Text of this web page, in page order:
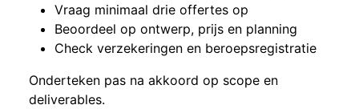
Vraag minimaal drie offertes op
Beoordeel op ontwerp, prijs en planning
Check verzekeringen en beroepsregistratie
Onderteken pas na akkoord op scope en
deliverables.